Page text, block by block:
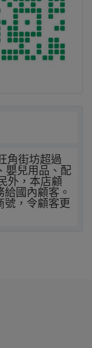
角街坊超過
嬰兒用品、配
外，本店顧
國內顧客。
號，令顧客更